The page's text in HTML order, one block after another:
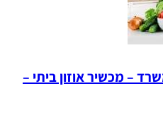
– מכשיר אוזון ביתי –